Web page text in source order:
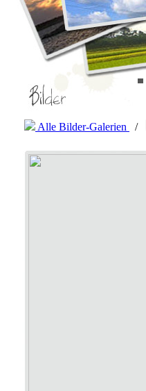
Alle Bilder-Galerien /